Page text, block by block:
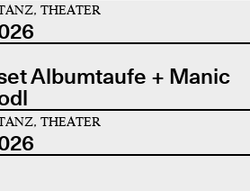
THEATER
Albumtaufe + Manic
THEATER